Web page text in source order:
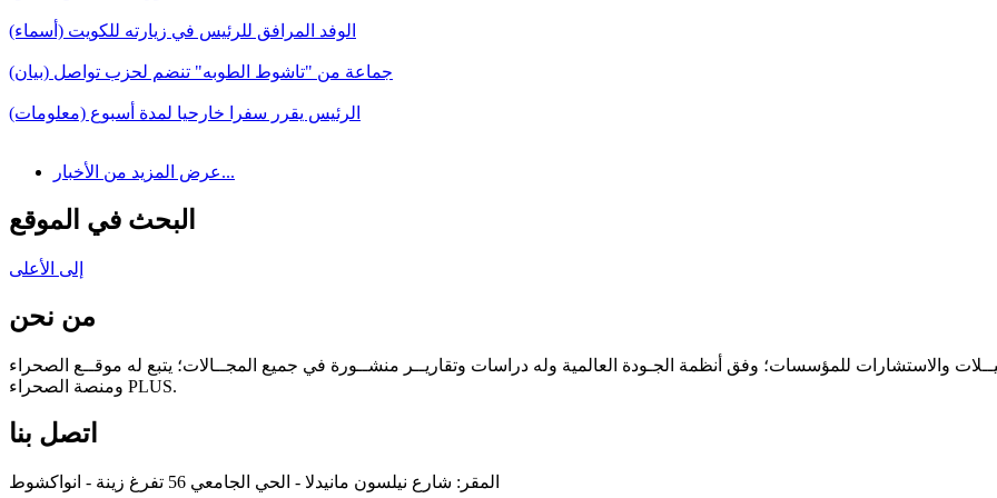
الوفد المرافق للرئيس في زيارته للكويت (أسماء)
جماعة من "تاشوط الطوبه" تنضم لحزب تواصل (بيان)
الرئيس يقرر سفرا خارحيا لمدة أسبوع (معلومات)
عرض المزيد من الأخبار...
البحث في الموقع
إلى الأعلى
من نحن
والاستشارات للمؤسسات؛ وفق أنظمة الجـودة العالمية وله دراسات وتقاريــر منشــورة في جميع المجــالات؛ يتبع له موقــع الصحراء
ومنصة الصحراء PLUS.
اتصل بنا